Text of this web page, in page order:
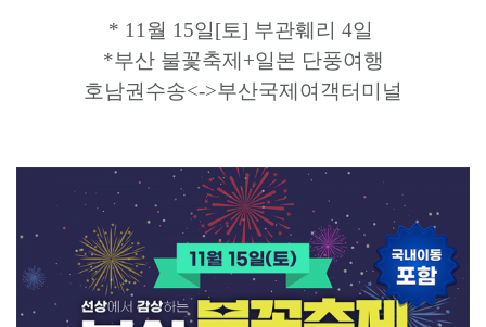
* 11월 15일[토] 부관훼리 4일
*부산 불꽃축제+일본 단풍여행
호남권수송<->부산국제여객터미널